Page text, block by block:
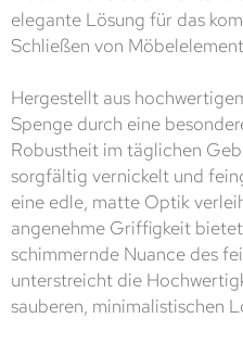
elegante Lösung für das
Schließen von
Hergestellt aus
Spenge durch eine
Robustheit im täglichen
sorgfältig vernickelt und
eine edle, matte Optik
angenehme Griffigkeit
schimmernde Nuance des
unterstreicht die
sauberen, minimalistischen